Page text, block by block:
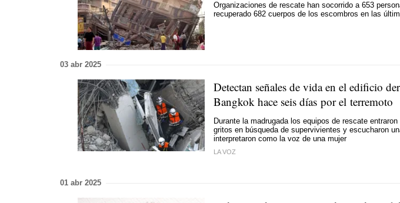
Organizaciones de rescate han socorrido a 653
recuperado 682 cuerpos de los escombros en las
03 abr 2025
Detectan señales de vida en el edificio
Bangkok hace seis días por el terremoto
Durante la madrugada los equipos de rescate
gritos en búsqueda de supervivientes y escucharon
interpretaron como la voz de una mujer
LA VOZ
01 abr 2025